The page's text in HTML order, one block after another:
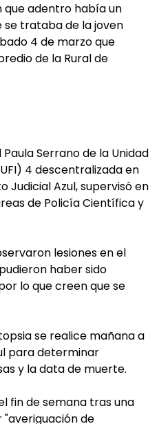
adentro había un
se trataba de la joven
4 de marzo que
de la Rural de
Serrano de la Unidad
4 descentralizada en
Judicial Azul, supervisó en
de Policía Científica y
lesiones en el
haber sido
lo que creen que se
se realice mañana a
para determinar
y la data de muerte.
fin de semana tras una
"averiguación de